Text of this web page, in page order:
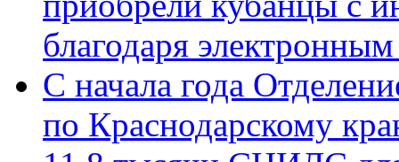
благодаря
С начала года
по Краснодарскому